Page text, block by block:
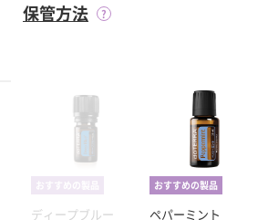
保管方法
ディープブルー
おすすめの製品
ペパーミント